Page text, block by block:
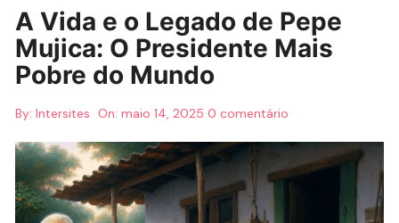
A Vida e o Legado de Pepe
Mujica: O Presidente Mais
Pobre do Mundo
By: Intersites On:maio 14, 2025 0 comentário